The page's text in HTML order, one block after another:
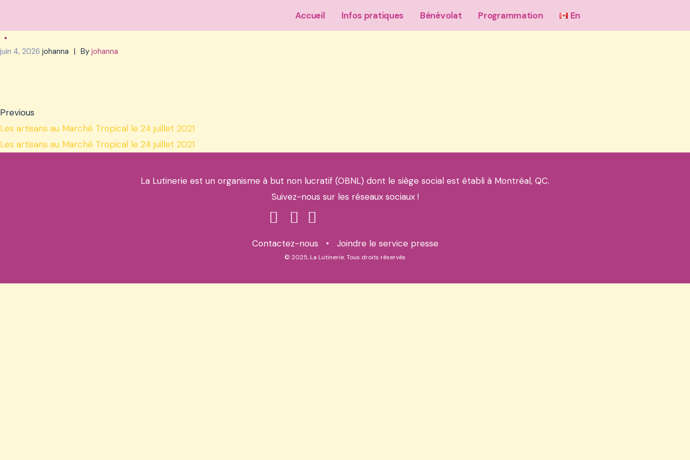
Accueil Infos pratiques Bénévolat Programmation En
juin 4, 2026 johanna By johanna
Previous
Les artisans au Marché Tropical le 24 juillet 2021
Les artisans au Marché Tropical le 24 juillet 2021
La Lutinerie est un organisme à but non lucratif (OBNL) dont le siège social est établi à Montréal, QC.
Suivez-nous sur les réseaux sociaux !
Contactez-nous • Joindre le service presse
© 2025, La Lutinerie. Tous droits réservés